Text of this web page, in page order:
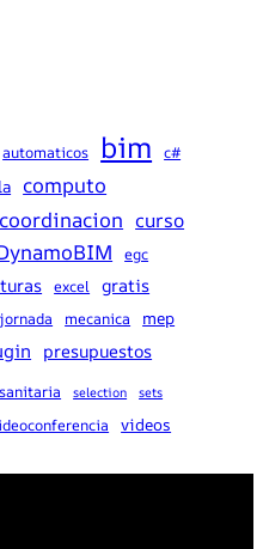
automaticos bim
c#
computo
coordinacion curso
egc
excel gratis
jornada mecanica mep
presupuestos
sanitaria selection sets
videos